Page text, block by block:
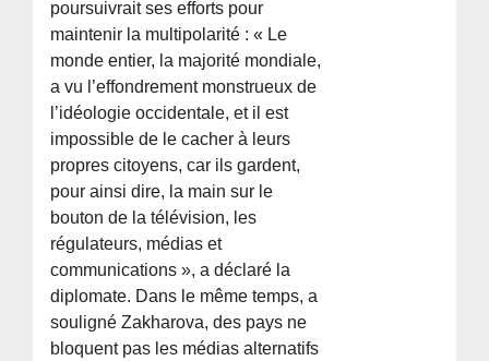
poursuivrait ses efforts pour
maintenir la multipolarité : « Le
monde entier, la majorité mondiale,
a vu l’effondrement monstrueux de
l’idéologie occidentale, et il est
impossible de le cacher à leurs
propres citoyens, car ils gardent,
pour ainsi dire, la main sur le
bouton de la télévision, les
régulateurs, médias et
communications », a déclaré la
diplomate. Dans le même temps, a
souligné Zakharova, des pays ne
bloquent pas les médias alternatifs